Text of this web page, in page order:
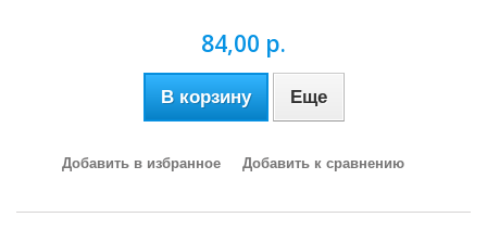
84,00 р.
В корзину Еще
Добавить в избранное Добавить к сравнению